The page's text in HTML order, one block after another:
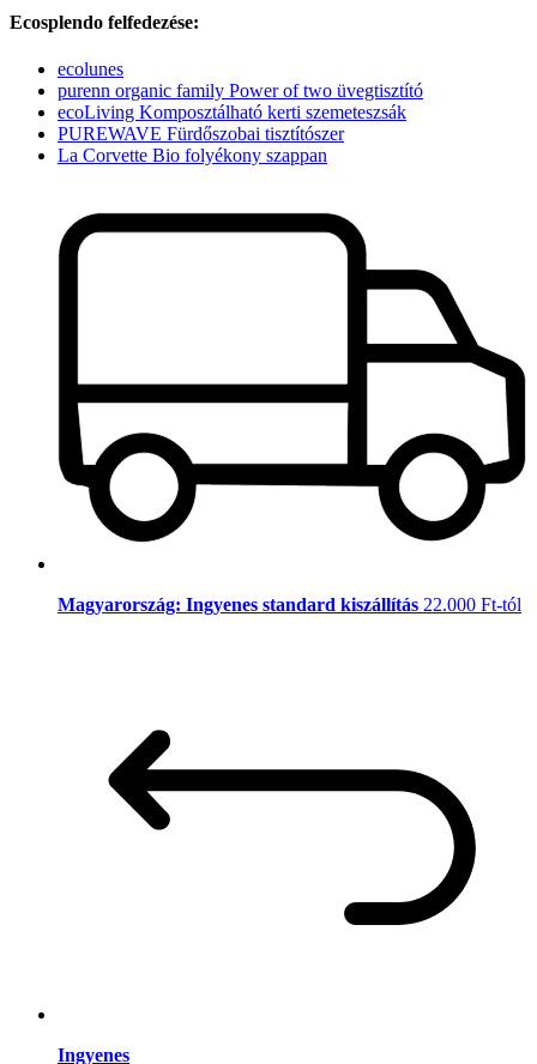
Ecosplendo felfedezése:
ecolunes
purenn organic family Power of two üvegtisztító
ecoLiving Komposztálható kerti szemeteszsák
PUREWAVE Fürdőszobai tisztítószer
La Corvette Bio folyékony szappan
Magyarország: Ingyenes standard kiszállítás 22.000 Ft-tól
Ingyenes